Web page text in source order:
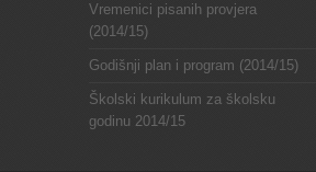
Vremenici pisanih provjera
(2014/15)
Godišnji plan i program (2014/15)
Školski kurikulum za školsku
godinu 2014/15